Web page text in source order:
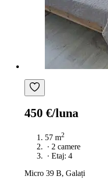
450 €/luna
57 m2
· 2 camere
· Etaj: 4
Micro 39 B, Galați